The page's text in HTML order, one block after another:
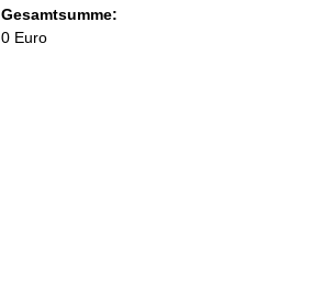
Gesamtsumme:
0 Euro